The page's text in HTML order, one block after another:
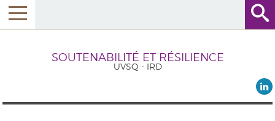
SOUTENABILITÉ ET RÉSILIENCE
UVSQ - IRD